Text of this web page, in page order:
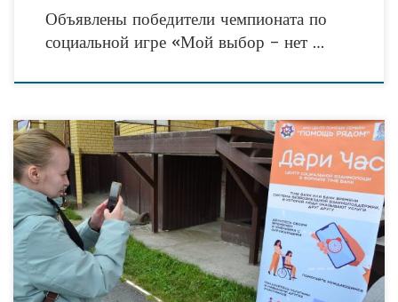
Объявлены победители чемпионата по
социальной игре «Мой выбор – нет …
В Тюменской области завершилась реализация первого этапа проекта в сфере
развития неденежной благотворительности и борьбы с бедностью в формате
центра социальной взаимопомощи в формате банка